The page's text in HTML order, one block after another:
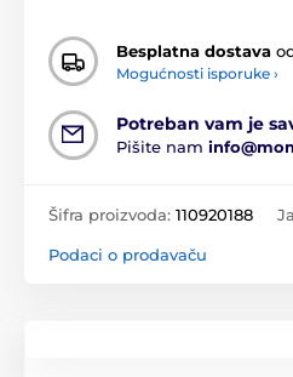
Besplatna dostava
Mogućnosti isporuke ›
Potreban vam je
Pišite nam
Šifra proizvoda: 110920188
Podaci o prodavaču